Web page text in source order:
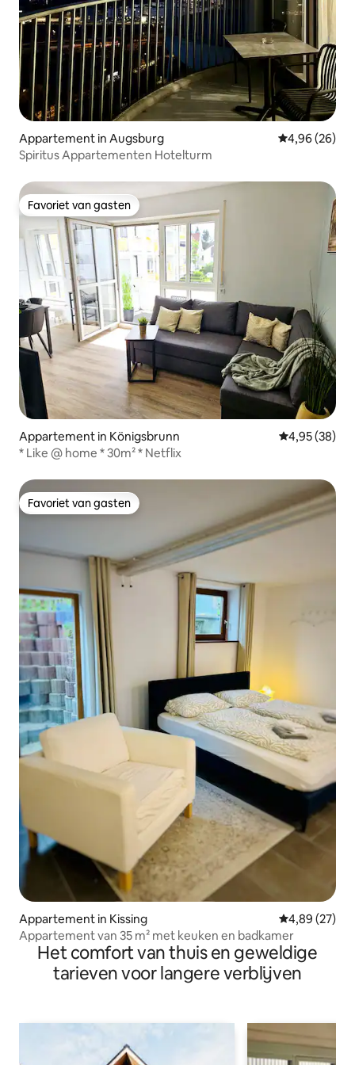
Appartement in Augsburg Gemiddelde
4,96 (26)
Spiritus Appartementen Hotelturm
Favoriet van gasten
Favoriet van gasten
Appartement in Königsbrunn Gemiddelde
4,95 (38)
* Like @ home * 30m² * Netflix
Favoriet van gasten
Favoriet van gasten
Appartement in Kissing Gemiddelde
4,89 (27)
Appartement van 35 m² met keuken en badkamer
Het comfort van thuis en geweldige
tarieven voor langere verblijven